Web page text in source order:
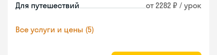
Для путешествий от 2282 ₽ / урок
Все услуги и цены (5)